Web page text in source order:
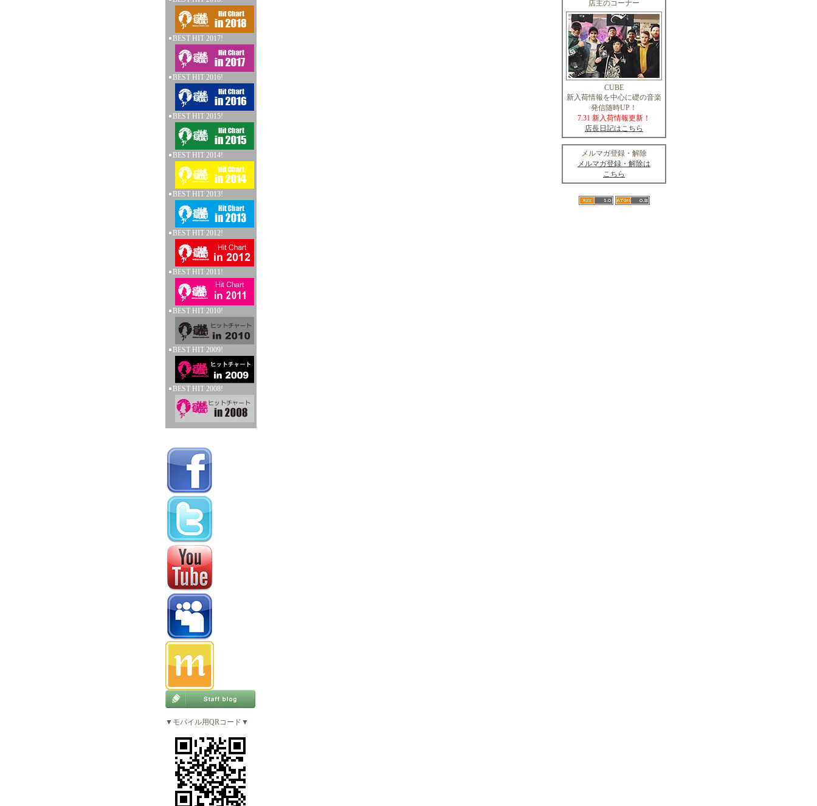
BEST HIT 2017!
BEST HIT 2016!
BEST HIT 2015!
BEST HIT 2014!
BEST HIT 2013!
BEST HIT 2012!
BEST HIT 2011!
BEST HIT 2010!
BEST HIT 2009!
BEST HIT 2008!
▼モバイル用QRコード▼
店主のコーナー
CUBE
新入荷情報を中心に礎の音楽
発信随時UP！
7.31 新入荷情報更新！
店長日記はこちら
メルマガ登録・解除
メルマガ登録・解除は
こちら